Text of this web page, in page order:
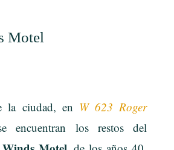
Motel
la ciudad, en W 623 Roger
encuentran los restos del